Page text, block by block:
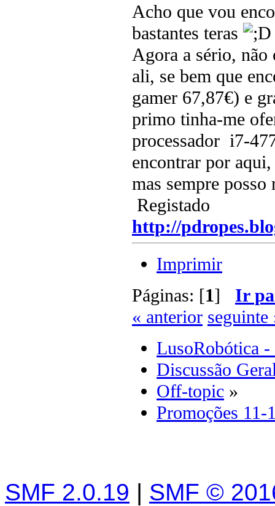
Acho que vou
bastantes teras
Agora a sério,
ali, se bem que
gamer 67,87€) e
primo tinha-me
processador i7-
encontrar por
mas sempre posso
Registado
http://
Imprimir
Páginas: [1] Ir
« anterior seguinte
LusoRobótica -
Discussão
Off-topic »
Promoções 11-
SMF 2.0.19 | SMF ©